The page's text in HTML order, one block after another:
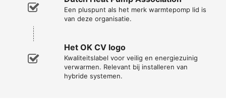
Een pluspunt als het merk warmtepomp lid is
van deze organisatie.
Het OK CV logo
Kwaliteitslabel voor veilig en energiezuinig
verwarmen. Relevant bij installeren van
hybride systemen.